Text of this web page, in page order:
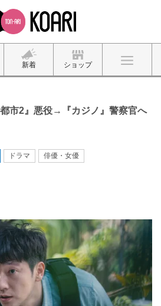
新着 ショップ
市2』悪役→『カジノ』警察官へ
ドラマ 俳優・女優